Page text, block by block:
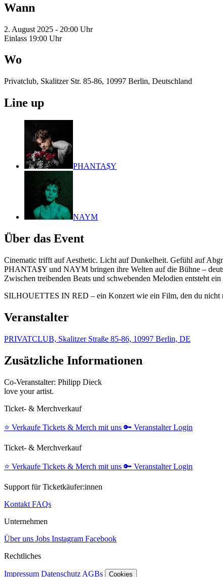
Wann
2. August 2025 - 20:00 Uhr
Einlass 19:00 Uhr
Wo
Privatclub, Skalitzer Str. 85-86, 10997 Berlin, Deutschland
Line up
PHANTA$Y
NAYM
Über das Event
Cinematic trifft auf Aesthetic. Licht auf Dunkelheit. Gefühl auf
PHANTA$Y und NAYM bringen ihre Welten auf die Bühne –
Zwischen treibenden Beats und schwebenden Melodien entsteht
SILHOUETTES IN RED – ein Konzert wie ein Film, den du nicht
Veranstalter
PRIVATCLUB, Skalitzer Straße 85-86, 10997 Berlin, DE
Zusätzliche Informationen
Co-Veranstalter: Philipp Dieck
love your artist.
Ticket- & Merchverkauf
⭐️ Verkaufe Tickets & Merch mit uns 🔑 Veranstalter Login
Ticket- & Merchverkauf
⭐️ Verkaufe Tickets & Merch mit uns 🔑 Veranstalter Login
Support für Ticketkäufer:innen
Kontakt FAQs
Unternehmen
Über uns Jobs Instagram Facebook
Rechtliches
Impressum Datenschutz AGBs Cookies